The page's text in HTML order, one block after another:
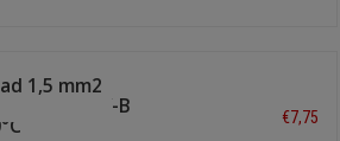
1,5 mm2
wit FLR6Y-B
€7,75